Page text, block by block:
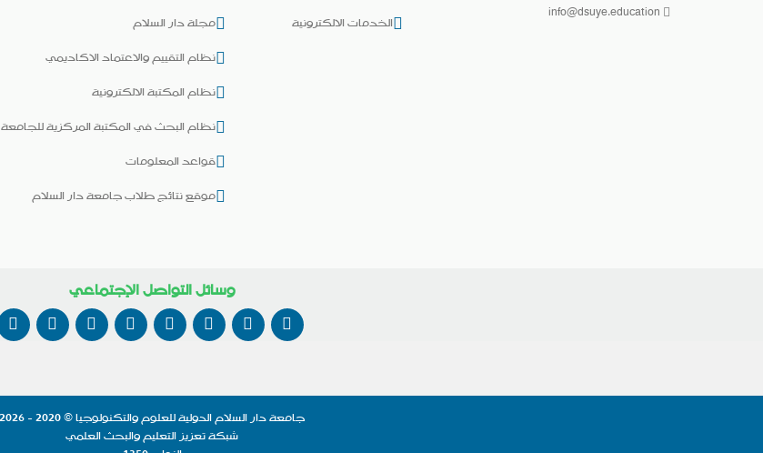
الخدمات الالكترونية
مجلة دار السلام
نظام التقييم والاعتماد الاكاديمي
نظام المكتبة الالكترونية
نظام البحث في المكتبة المركزية للجامعة
قواعد المعلومات
موقع نتائج طلاب جامعة دار السلام
وسائل التواصل الإجتماعي
جامعة دار السلام الدولية للعلوم والتكنولوجيا© 2020 - 2026
شبكة تعزيز التعليم والبحث العلمي